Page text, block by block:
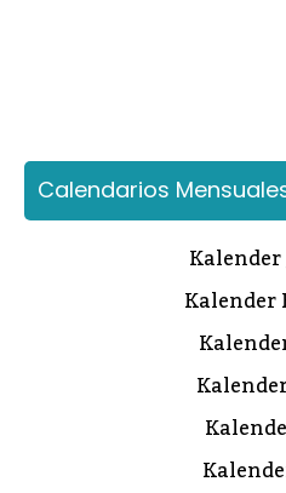
Calendarios
Kalender